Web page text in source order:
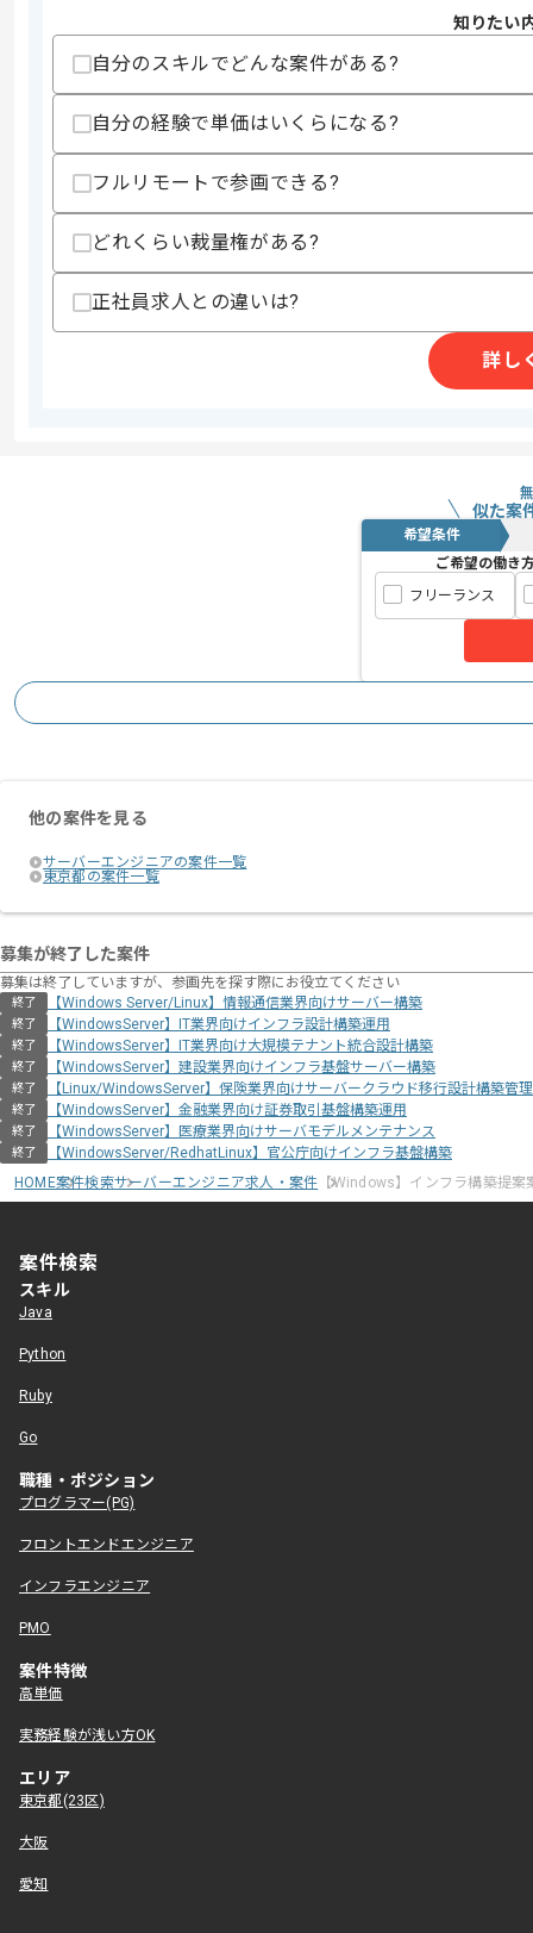
スキル
求めるスキル
・VDI（特にVWware Horizon）の導入経
・顔認証製品の導入経験
スキルに不安がある方へ
上記に似た経験やスキルをお持ちであれば
基本的にはフルリモートでの作業を見
知りたい
自分のスキルでどんな案件がある?
自分の経験で単価はいくらになる?
フルリモートで参画できる?
どれくらい裁量権がある?
正社員求人との違いは?
詳し
似た案
希望条件
ご希望の働き
フリーランス
他の案件を見る
サーバーエンジニアの案件一覧
東京都の案件一覧
募集が終了した案件
募集は終了していますが、参画先を探す際にお役立てください
終了 【Windows Server/Linux】情報通信業界向けサーバー構築
終了 【WindowsServer】IT業界向けインフラ設計構築運用
終了 【WindowsServer】IT業界向け大規模テナント統合設計構築
終了 【WindowsServer】建設業界向けインフラ基盤サーバー構築
終了 【Linux/WindowsServer】保険業界向けサーバークラウド移行設計構築管理
終了 【WindowsServer】金融業界向け証券取引基盤構築運用
終了 【WindowsServer】医療業界向けサーバモデルメンテナンス
終了
【WindowsServer/RedhatLinux】官公庁向けインフラ基盤構築
HOME案件検索サーバーエンジニア求人・案件 【Windows】インフラ構築提案
案件検索
スキル
Java
Python
Ruby
Go
職種・ポジション
プログラマー(PG)
フロントエンドエンジニア
インフラエンジニア
PMO
案件特徴
高単価
実務経験が浅い方OK
エリア
東京都(23区)
大阪
愛知